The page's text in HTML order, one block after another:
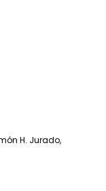
H. Jurado,